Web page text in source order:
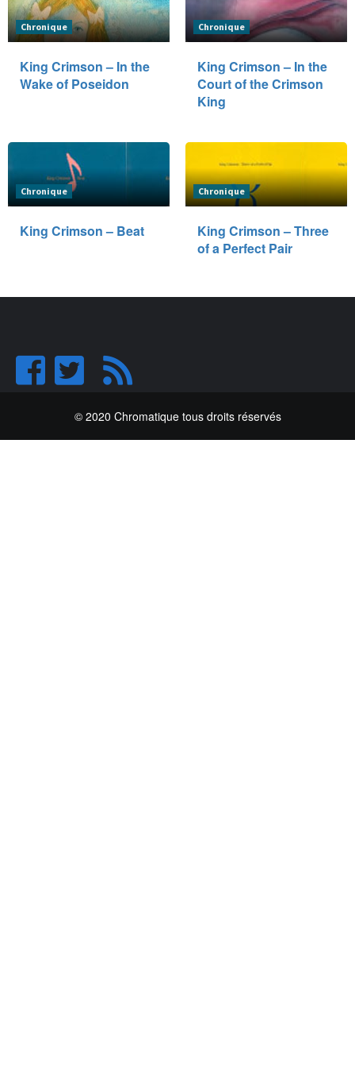
Chronique
King Crimson – In the
Wake of Poseidon
Chronique
King Crimson – In the
Court of the Crimson
King
Chronique
King Crimson – Beat
Chronique
King Crimson – Three
of a Perfect Pair
© 2020 Chromatique tous droits réservés